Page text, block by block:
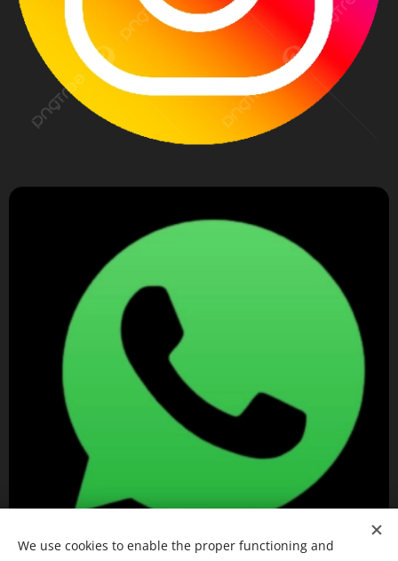
We use cookies to enable the proper functioning and